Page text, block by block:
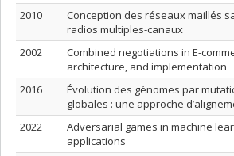
2010
Conception des réseaux maillés
radios multiples-canaux
2002
Combined negotiations in E-
architecture, and implementation
2016
Évolution des génomes par
globales : une approche
2022
Adversarial games in machine
applications